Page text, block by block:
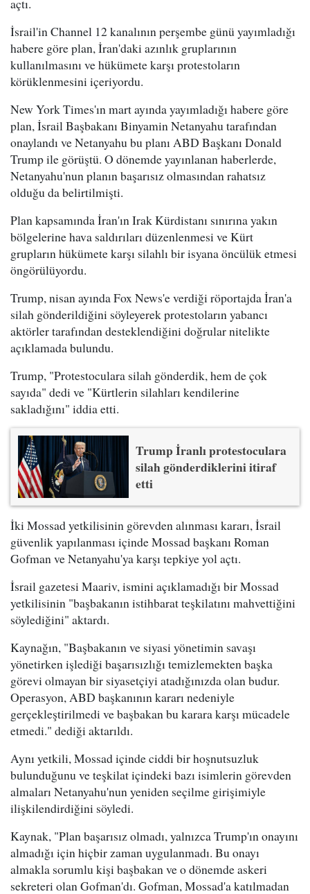
açtı.
İsrail'in Channel 12 kanalının perşembe günü yayımladığı
habere göre plan, İran'daki azınlık gruplarının
kullanılmasını ve hükümete karşı protestoların
körüklenmesini içeriyordu.
New York Times'ın mart ayında yayımladığı habere göre
plan, İsrail Başbakanı Binyamin Netanyahu tarafından
onaylandı ve Netanyahu bu planı ABD Başkanı Donald
Trump ile görüştü. O dönemde yayınlanan haberlerde,
Netanyahu'nun planın başarısız olmasından rahatsız
olduğu da belirtilmişti.
Plan kapsamında İran'ın Irak Kürdistanı sınırına yakın
bölgelerine hava saldırıları düzenlenmesi ve Kürt
grupların hükümete karşı silahlı bir isyana öncülük etmesi
öngörülüyordu.
Trump, nisan ayında Fox News'e verdiği röportajda İran'a
silah gönderildiğini söyleyerek protestoların yabancı
aktörler tarafından desteklendiğini doğrular nitelikte
açıklamada bulundu.
Trump, "Protestoculara silah gönderdik, hem de çok
sayıda" dedi ve "Kürtlerin silahları kendilerine
sakladığını" iddia etti.
Trump İranlı protestoculara
silah gönderdiklerini itiraf
etti
İki Mossad yetkilisinin görevden alınması kararı, İsrail
güvenlik yapılanması içinde Mossad başkanı Roman
Gofman ve Netanyahu'ya karşı tepkiye yol açtı.
İsrail gazetesi Maariv, ismini açıklamadığı bir Mossad
yetkilisinin "başbakanın istihbarat teşkilatını mahvettiğini
söylediğini" aktardı.
Kaynağın, "Başbakanın ve siyasi yönetimin savaşı
yönetirken işlediği başarısızlığı temizlemekten başka
görevi olmayan bir siyasetçiyi atadığınızda olan budur.
Operasyon, ABD başkanının kararı nedeniyle
gerçekleştirilmedi ve başbakan bu karara karşı mücadele
etmedi." dediği aktarıldı.
Aynı yetkili, Mossad içinde ciddi bir hoşnutsuzluk
bulunduğunu ve teşkilat içindeki bazı isimlerin görevden
almaları Netanyahu'nun yeniden seçilme girişimiyle
ilişkilendirdiğini söyledi.
Kaynak, "Plan başarısız olmadı, yalnızca Trump'ın onayını
almadığı için hiçbir zaman uygulanmadı. Bu onayı
almakla sorumlu kişi başbakan ve o dönemde askeri
sekreteri olan Gofman'dı. Gofman, Mossad'a katılmadan